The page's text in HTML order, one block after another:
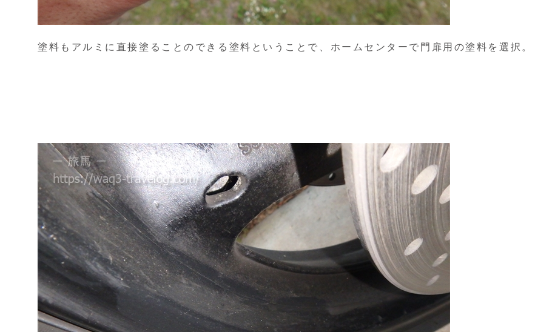
塗料もアルミに直接塗ることのできる塗料ということで、ホームセンターで門扉用の塗料を選択。